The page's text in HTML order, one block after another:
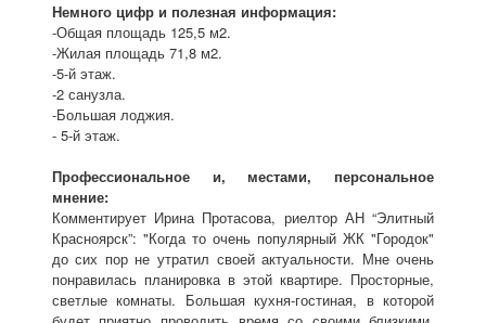
Немного цифр и полезная информация:
-Общая площадь 125,5 м2.
-Жилая площадь 71,8 м2.
-5-й этаж.
-2 санузла.
-Большая лоджия.
- 5-й этаж.
Профессиональное и, местами, персональное
мнение:
Комментирует Ирина Протасова, риелтор АН “Элитный
Красноярск”: "Когда то очень популярный ЖК "Городок"
до сих пор не утратил своей актуальности. Мне очень
понравилась планировка в этой квартире. Просторные,
светлые комнаты. Большая кухня-гостиная, в которой